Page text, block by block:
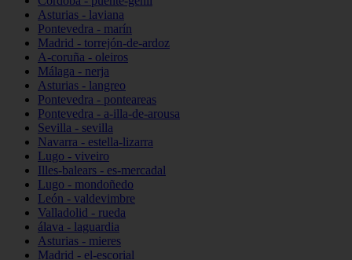
Asturias - laviana
Pontevedra - marín
Madrid - torrejón-de-ardoz
A-coruña - oleiros
Málaga - nerja
Asturias - langreo
Pontevedra - ponteareas
Pontevedra - a-illa-de-arousa
Sevilla - sevilla
Navarra - estella-lizarra
Lugo - viveiro
Illes-balears - es-mercadal
Lugo - mondoñedo
León - valdevimbre
Valladolid - rueda
álava - laguardia
Asturias - mieres
Madrid - el-escorial